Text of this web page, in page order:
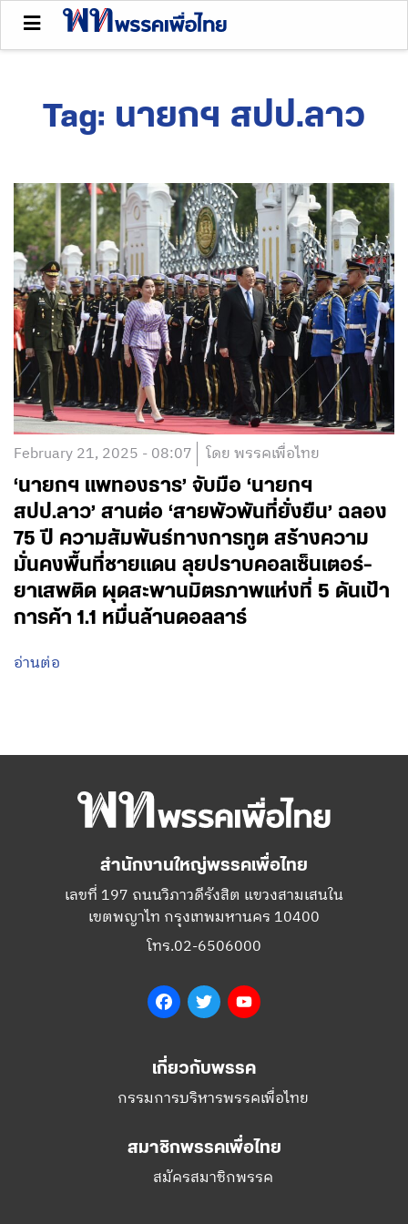
Tag: นายกฯ สปป.ลาว
February 21, 2025 - 08:07 โดย พรรคเพื่อไทย
‘นายกฯ แพทองธาร’ จับมือ ‘นายกฯ
สปป.ลาว’ สานต่อ ‘สายพัวพันที่ยั่งยืน’ ฉลอง
75 ปี ความสัมพันธ์ทางการทูต สร้างความ
มั่นคงพื้นที่ชายแดน ลุยปราบคอลเซ็นเตอร์-
ยาเสพติด ผุดสะพานมิตรภาพแห่งที่ 5 ดันเป้า
การค้า 1.1 หมื่นล้านดอลลาร์
อ่านต่อ
สำนักงานใหญ่พรรคเพื่อไทย
เลขที่ 197 ถนนวิภาวดีรังสิต แขวงสามเสนใน
เขตพญาไท กรุงเทพมหานคร 10400
โทร.02-6506000
FacebookTwitter
เกี่ยวกับพรรค
กรรมการบริหารพรรคเพื่อไทย
สมาชิกพรรคเพื่อไทย
สมัครสมาชิกพรรค